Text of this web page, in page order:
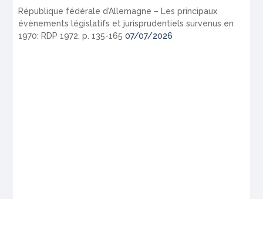
République fédérale d’Allemagne – Les principaux
évènements législatifs et jurisprudentiels survenus en
1970: RDP 1972, p. 135-165 07/07/2026